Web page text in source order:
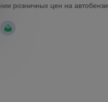
розничных цен на